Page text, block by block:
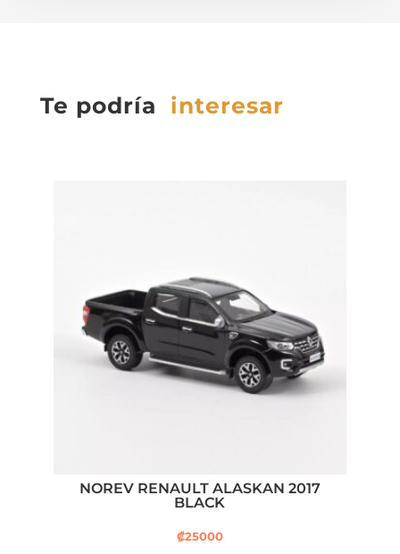
Te podría interesar
NOREV RENAULT ALASKAN 2017
BLACK
₡25000